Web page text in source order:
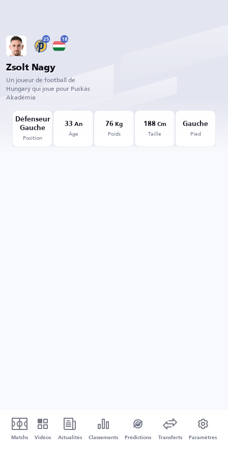
25 18
Zsolt Nagy
Un joueur de football de
Hungary qui joue pour Puskás
Akadémia
Défenseur
Gauche
Position
33 An
Âge
76 Kg
Poids
188Cm
Taille
Gauche
Pied
Matchs Vidéos Actualités Classements Prédictions Transferts Paramètres